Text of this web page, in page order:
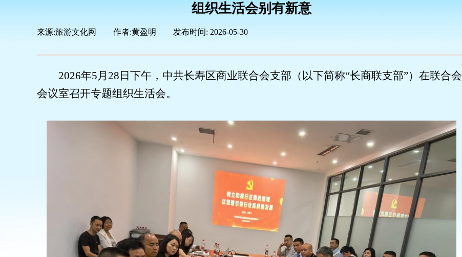
组织生活会别有新意
来源:旅游文化网 作者:黄盈明 发布时间: 2026-05-30
2026年5月28日下午，中共长寿区商业联合会支部（以下简称“长商联支部”）在联合会
会议室召开专题组织生活会。